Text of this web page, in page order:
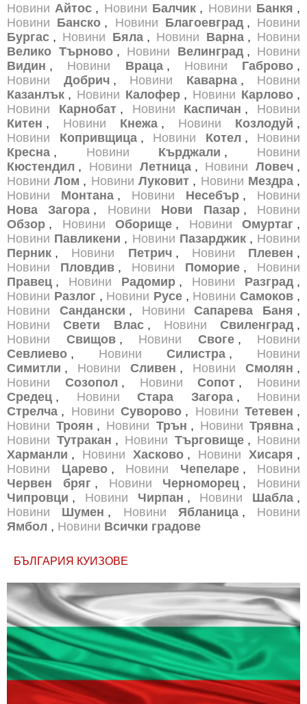
Новини Айтос , Новини Балчик , Новини Банкя ,
Новини Банско , Новини Благоевград , Новини
Бургас , Новини Бяла , Новини Варна , Новини
Велико Търново , Новини Велинград , Новини
Видин , Новини Враца , Новини Габрово ,
Новини
Добрич , Новини Каварна , Новини
Казанлък , Новини Калофер , Новини Карлово ,
Новини
Карнобат , Новини Каспичан , Новини
Китен , Новини Кнежа , Новини Козлодуй ,
Новини
Копривщица , Новини Котел , Новини
Кресна , Новини Кърджали , Новини
Кюстендил , Новини Летница , Новини Ловеч ,
Новини Лом , Новини Луковит , Новини Мездра ,
Новини
Монтана , Новини Несебър , Новини
Нова Загора , Новини Нови Пазар , Новини
Обзор , Новини Оборище , Новини Омуртаг ,
Новини Павликени , Новини Пазарджик , Новини
Перник , Новини Петрич , Новини Плевен ,
Новини
Пловдив , Новини Поморие , Новини
Правец , Новини Радомир , Новини Разград ,
Новини Разлог , Новини Русе , Новини Самоков ,
Новини
Сандански , Новини Сапарева Баня ,
Новини
Свети Влас , Новини Свиленград ,
Новини
Свищов , Новини Своге , Новини
Севлиево , Новини Силистра , Новини
Симитли , Новини Сливен , Новини Смолян ,
Новини
Созопол , Новини Сопот , Новини
Средец , Новини Стара Загора , Новини
Стрелча , Новини Суворово , Новини Тетевен ,
Новини Троян , Новини Трън , Новини Трявна ,
Новини Тутракан , Новини Търговище , Новини
Харманли , Новини Хасково , Новини Хисаря ,
Новини
Царево , Новини Чепеларе , Новини
Червен бряг , Новини Черноморец , Новини
Чипровци , Новини Чирпан , Новини Шабла ,
Новини
Шумен , Новини Ябланица , Новини
Ямбол , Новини Всички градове
БЪЛГАРИЯ КУИЗОВЕ